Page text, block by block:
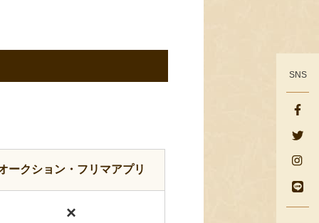
ークション・フリマアプリ
×
SNS